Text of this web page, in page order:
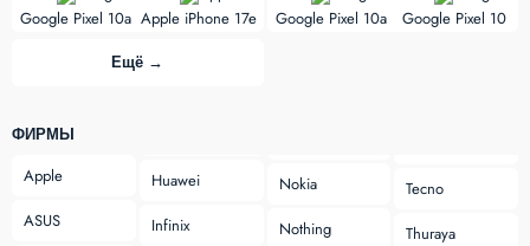
Google Pixel 10a Apple iPhone 17e
Google Pixel 10a
Google Pixel 10
Ещё →
ФИРМЫ
Apple
ASUS
Huawei
Infinix
Nokia
Nothing
Tecno
Thuraya